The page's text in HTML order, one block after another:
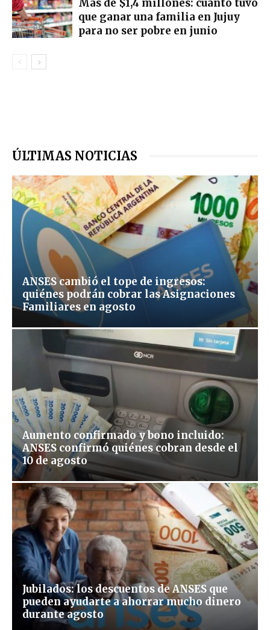
Más de $1,4 millones: cuánto tuvo
que ganar una familia en Jujuy
para no ser pobre en junio
ÚLTIMAS NOTICIAS
ANSES cambió el tope de ingresos:
quiénes podrán cobrar las Asignaciones
Familiares en agosto
Aumento confirmado y bono incluido:
ANSES confirmó quiénes cobran desde el
10 de agosto
Jubilados: los descuentos de ANSES que
pueden ayudarte a ahorrar mucho dinero
durante agosto